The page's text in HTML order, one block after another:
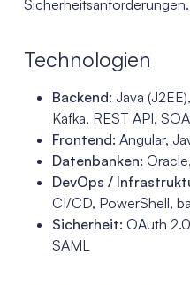
Sicherheitsanforderungen.
Technologien
Backend: Java
Kafka, REST API,
Frontend: Angular,
Datenbanken:
DevOps /
CI/CD, PowerShell,
Sicherheit: OAuth
SAML